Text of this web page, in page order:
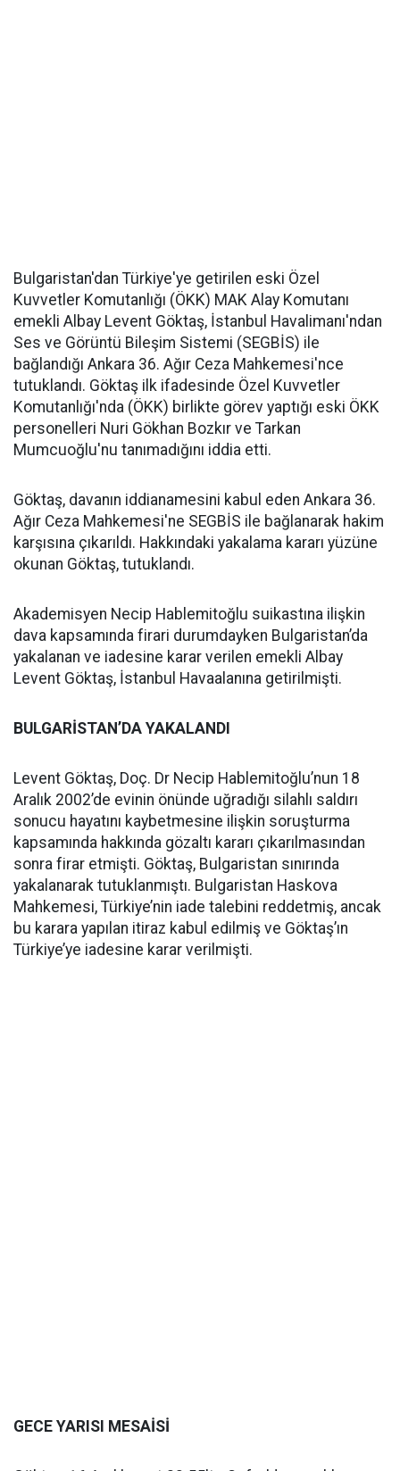
Bulgaristan'dan Türkiye'ye getirilen eski Özel
Kuvvetler Komutanlığı (ÖKK) MAK Alay Komutanı
emekli Albay Levent Göktaş, İstanbul Havalimanı'ndan
Ses ve Görüntü Bileşim Sistemi (SEGBİS) ile
bağlandığı Ankara 36. Ağır Ceza Mahkemesi'nce
tutuklandı. Göktaş ilk ifadesinde Özel Kuvvetler
Komutanlığı'nda (ÖKK) birlikte görev yaptığı eski ÖKK
personelleri Nuri Gökhan Bozkır ve Tarkan
Mumcuoğlu'nu tanımadığını iddia etti.
Göktaş, davanın iddianamesini kabul eden Ankara 36.
Ağır Ceza Mahkemesi'ne SEGBİS ile bağlanarak hakim
karşısına çıkarıldı. Hakkındaki yakalama kararı yüzüne
okunan Göktaş, tutuklandı.
Akademisyen Necip Hablemitoğlu suikastına ilişkin
dava kapsamında firari durumdayken Bulgaristan’da
yakalanan ve iadesine karar verilen emekli Albay
Levent Göktaş, İstanbul Havaalanına getirilmişti.
BULGARİSTAN’DA YAKALANDI
Levent Göktaş, Doç. Dr Necip Hablemitoğlu’nun 18
Aralık 2002’de evinin önünde uğradığı silahlı saldırı
sonucu hayatını kaybetmesine ilişkin soruşturma
kapsamında hakkında gözaltı kararı çıkarılmasından
sonra firar etmişti. Göktaş, Bulgaristan sınırında
yakalanarak tutuklanmıştı. Bulgaristan Haskova
Mahkemesi, Türkiye’nin iade talebini reddetmiş, ancak
bu karara yapılan itiraz kabul edilmiş ve Göktaş’ın
Türkiye’ye iadesine karar verilmişti.
GECE YARISI MESAİSİ